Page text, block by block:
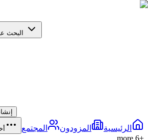
البحث
الرئيسية المزودون المجتمع
+
6